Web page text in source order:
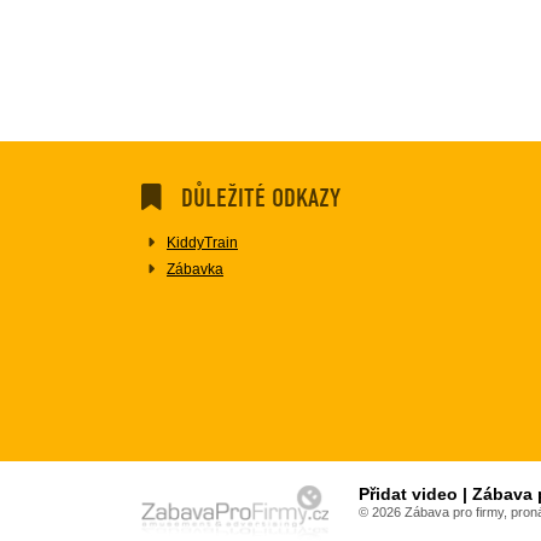
DŮLEŽITÉ ODKAZY
KiddyTrain
Zábavka
Přidat video |
© 2026 Zábava pro firmy,